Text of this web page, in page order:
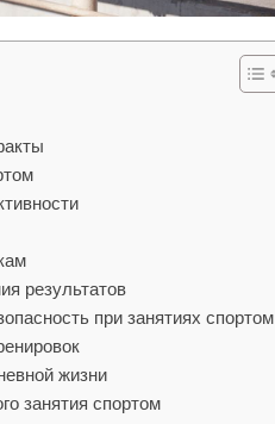
результатов
при занятиях спортом
жизни
занятия спортом